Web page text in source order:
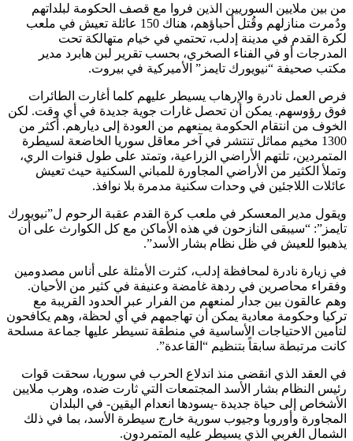
من بين ملايين السوريين الذين فروا مع قصف الحكومة لبلداتهم
ودُمرت منازلهم وقُتل أحباؤهم، هناك 150 عائلة تعيش في ملعب
لكرة القدم في مدينة إدلب، تحتمي في خيام متهالكة تحت
المدرجات أو في الفناء الصخري، بحسب تقرير لبن هابرد مدير
مكتب صحيفة “نيويورك تايمز” الأميركية في بيروت.
فرص العمل نادرة والإرهاب يسيطر عليهم كلما أغارت الطائرات
فوق رؤوسهم. يمكن أن تحصل غارات جوية جديدة في أي وقت. لكن
الخوف من انتقام الحكومة يمنعهم من العودة إلى ديارهم. أكثر من
1300 مخيم مماثل تنتشر في آخر معاقل سوريا الخاضعة لسيطرة
المتمردين، تلتهم الأراضي الزراعية، وتمتد على طول قنوات الري،
وتملأ الكثير من الأراضي المجاورة للمباني السكنية حيث تعيش
عائلات اللاجئين في وحدات سكنية مدمرة بلا نوافذ.
ويقول مدير المعسكر في ملعب كرة القدم عقبة الرحوم ل”نيويورك
تايمز”: “سيبقى النازحون في هذه الأماكن مع كل الكوارث على أن
يذهبوا للعيش في ظل نظام بشار الأسد”.
في زيارة نادرة لمحافظة إدلب، كثرت الأمثلة على أناس مصدومين
وفقراء محاصرين في ردهة غامضة وعنيفة في كثير من الأحيان.
وهم عالقون بين جدار لمنعهم من الفرار عبر الحدود القريبة مع
تركيا وحكومة معادية يمكن أن تهاجمهم في أي لحظة، وهم يكافحون
لتأمين الاحتياجات الأساسية في منطقة تسيطر عليها جماعة مسلحة
كانت مرتبطة سابقاً بتنظيم “القاعدة”.
في العقد الذي انقضى منذ اندلاع الحرب في سوريا، سحقت قوات
رئيس النظام بشار الأسد المجتمعات التي ثارت ضده، وهرب ملايين
الأشخاص إلى حياة جديدة -يسودها انعدام اليقين- في البلدان
المجاورة وأوروبا وجيوب سورية خارج سيطرة الأسد، بما في ذلك
الشمال الغربي الذي يسيطر عليه المتمردون.